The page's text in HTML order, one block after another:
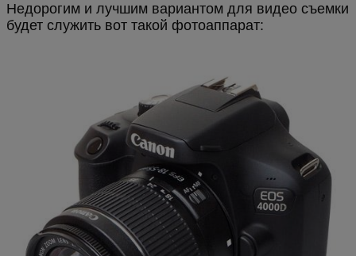
Недорогим и лучшим вариантом для видео съемки
будет служить вот такой фотоаппарат: